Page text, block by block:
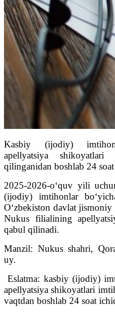
Kasbiy (ijodiy)
apellyatsiya
qilinganidan boshlab 24
2025-2026-o‘quv yili
(ijodiy) imtihonlar
O‘zbekiston davlat
Nukus filialining
qabul qilinadi.
Manzil: Nukus shahri,
uy.
Eslatma: kasbiy (ijodiy)
apellyatsiya shikoyatlari
vaqtdan boshlab 24 soat